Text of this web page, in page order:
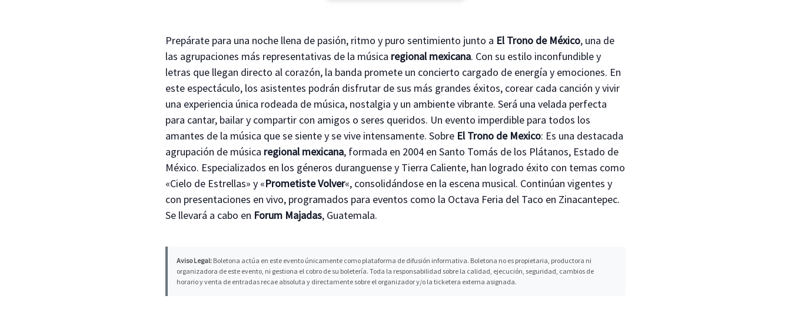
Prepárate para una noche llena de pasión, ritmo y puro sentimiento junto a El Trono de México, una de
las agrupaciones más representativas de la música regional mexicana. Con su estilo inconfundible y
letras que llegan directo al corazón, la banda promete un concierto cargado de energía y emociones. En
este espectáculo, los asistentes podrán disfrutar de sus más grandes éxitos, corear cada canción y vivir
una experiencia única rodeada de música, nostalgia y un ambiente vibrante. Será una velada perfecta
para cantar, bailar y compartir con amigos o seres queridos. Un evento imperdible para todos los
amantes de la música que se siente y se vive intensamente. Sobre El Trono de Mexico: Es una destacada
agrupación de música regional mexicana, formada en 2004 en Santo Tomás de los Plátanos, Estado de
México. Especializados en los géneros duranguense y Tierra Caliente, han logrado éxito con temas como
«Cielo de Estrellas» y «Prometiste Volver«, consolidándose en la escena musical. Continúan vigentes y
con presentaciones en vivo, programados para eventos como la Octava Feria del Taco en Zinacantepec.
Se llevará a cabo en Forum Majadas, Guatemala.
Aviso Legal: Boletona actúa en este evento únicamente como plataforma de difusión informativa. Boletona no es propietaria, productora ni
organizadora de este evento, ni gestiona el cobro de su boletería. Toda la responsabilidad sobre la calidad, ejecución, seguridad, cambios de
horario y venta de entradas recae absoluta y directamente sobre el organizador y/o la ticketera externa asignada.